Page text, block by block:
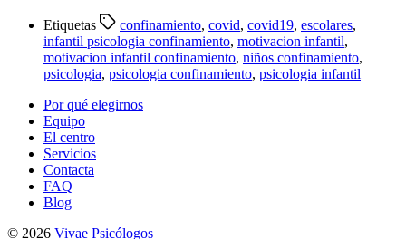
Etiquetas confinamiento, covid, covid19, escolares,
infantil psicologia confinamiento, motivacion infantil,
motivacion infantil confinamiento, niños confinamiento,
psicologia, psicologia confinamiento, psicologia infantil
Por qué elegirnos
Equipo
El centro
Servicios
Contacta
FAQ
Blog
© 2026 Vivae Psicólogos